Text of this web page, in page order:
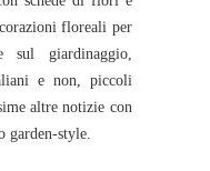
floreali per
sul giardinaggio,
e non, piccoli
altre notizie con
garden-style.